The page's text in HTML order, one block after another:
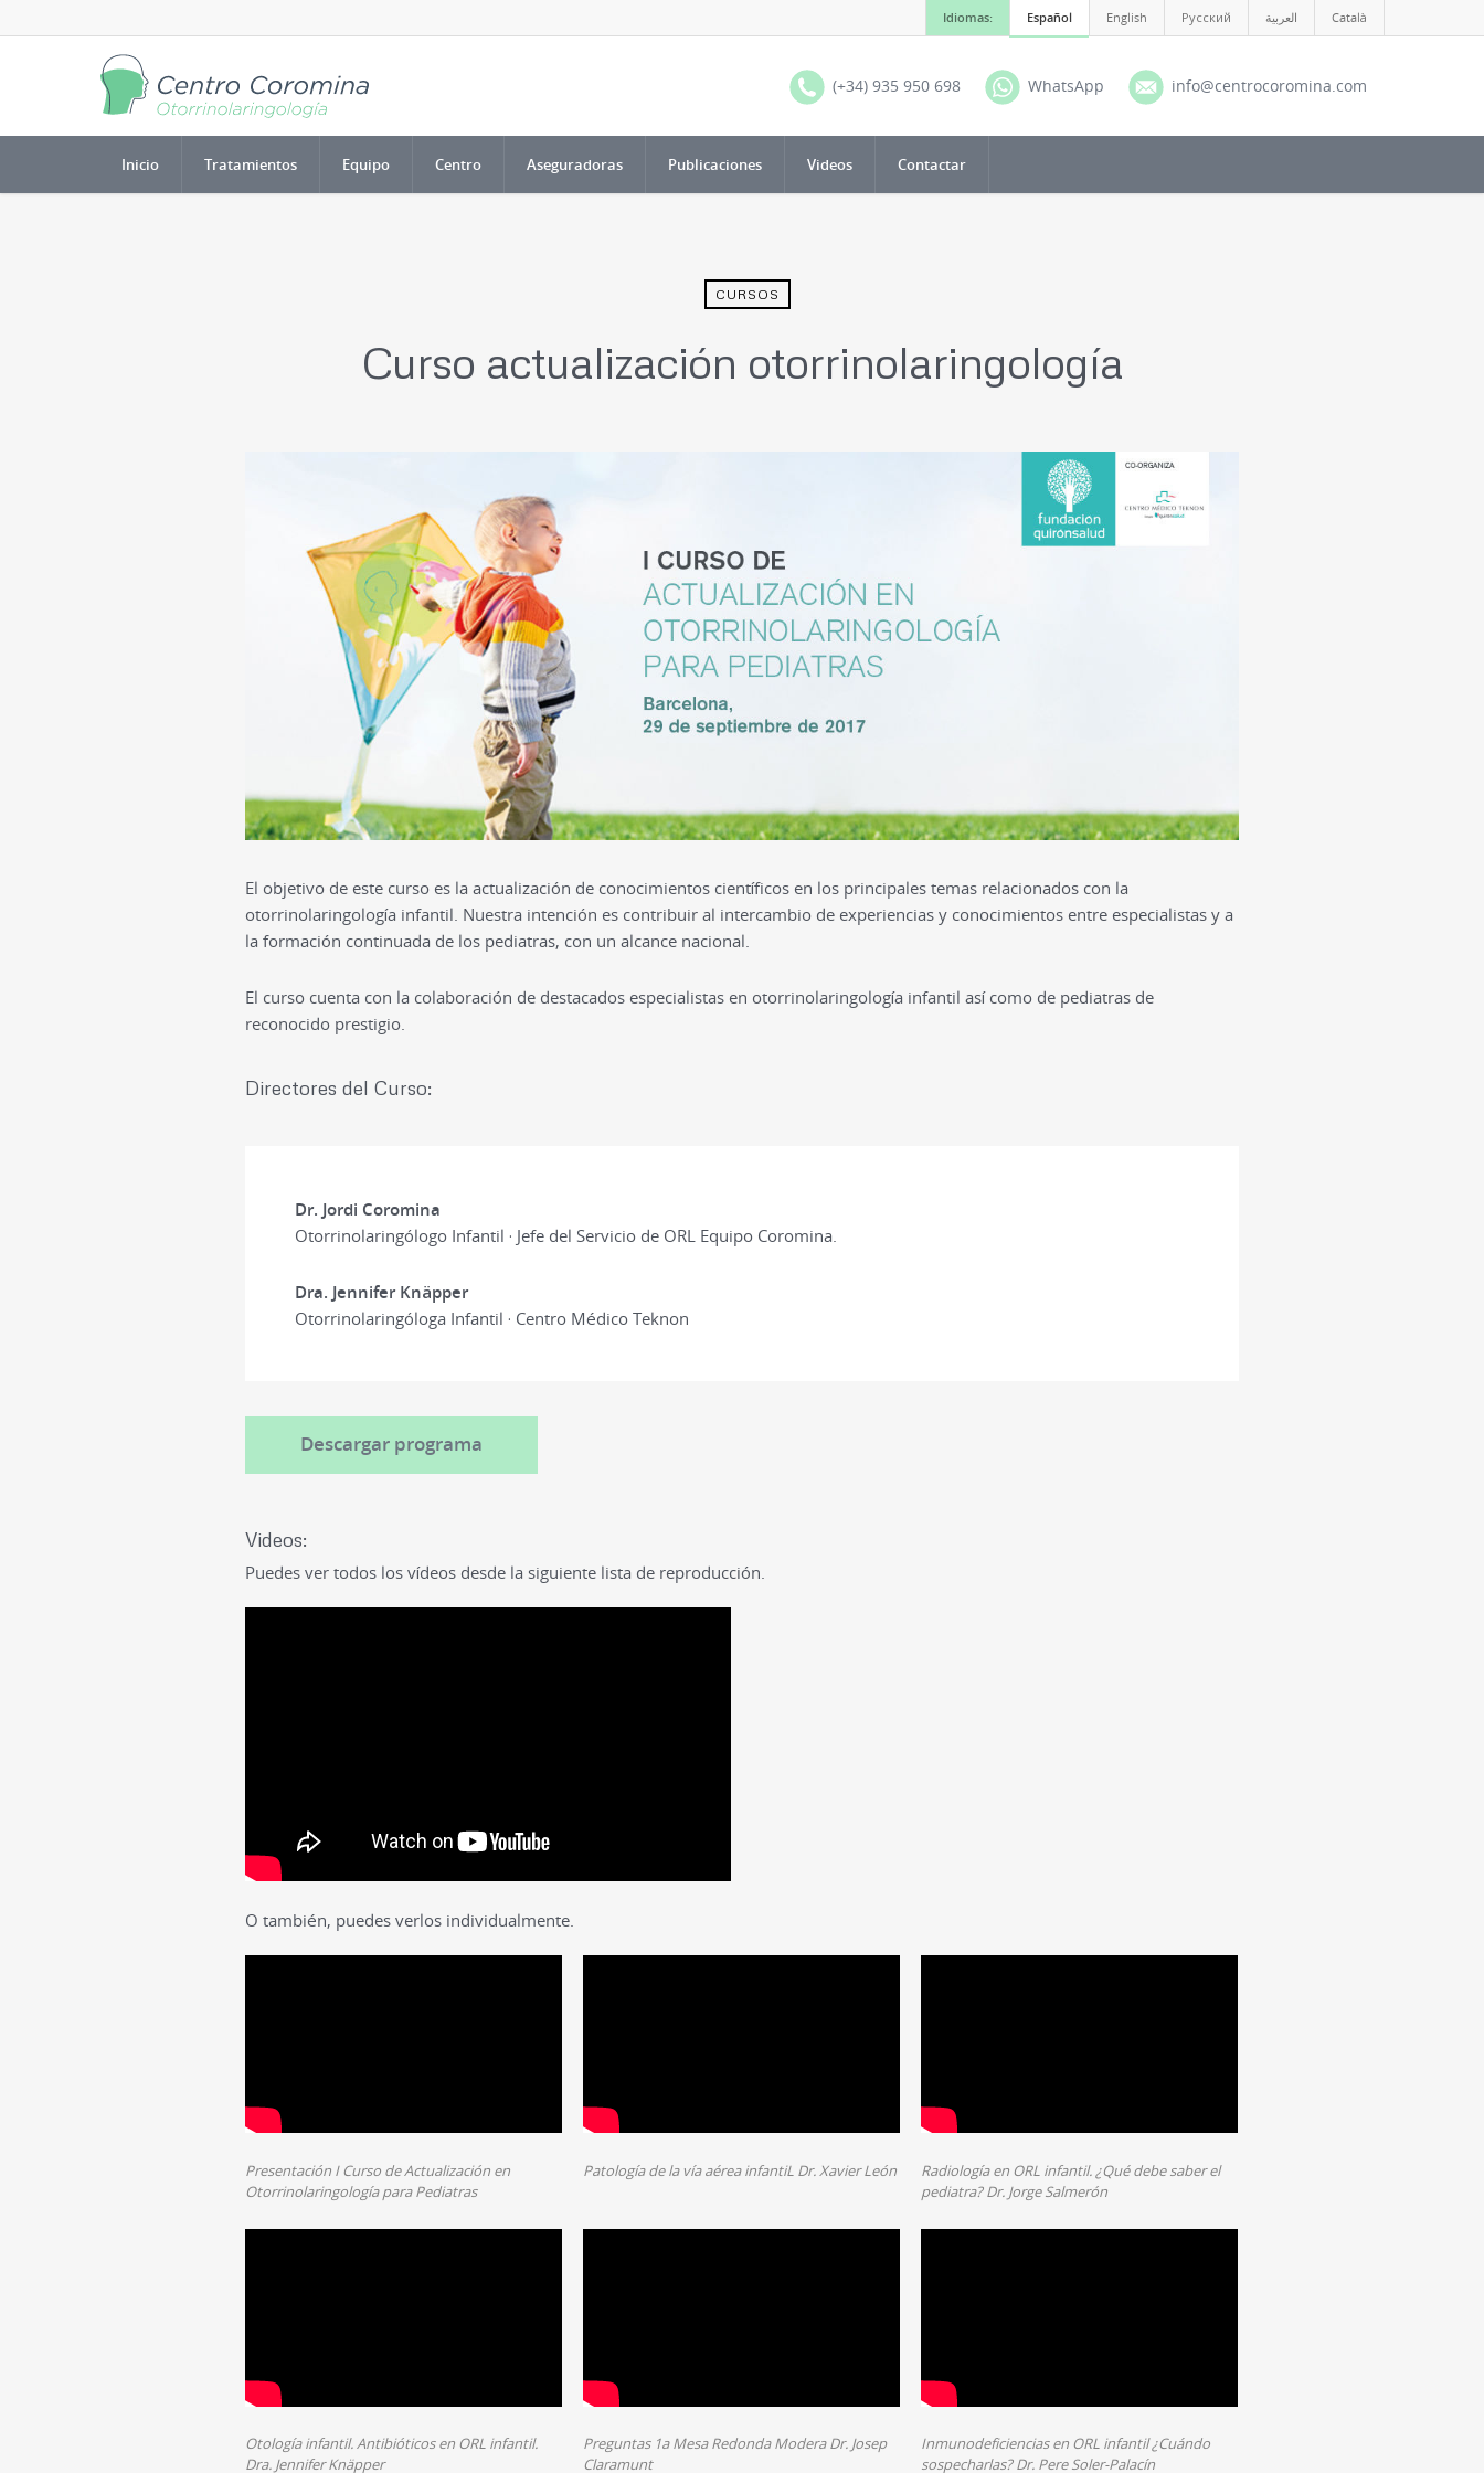
Idiomas: Español English Русский العربية Català
(+34) 935 950 698 WhatsApp info@centrocoromina.com
Inicio Tratamientos Equipo Centro Aseguradoras Publicaciones Videos Contactar
CURSOS
Curso actualización otorrinolaringología
El objetivo de este curso es la actualización de conocimientos científicos en los principales temas relacionados con la
otorrinolaringología infantil. Nuestra intención es contribuir al intercambio de experiencias y conocimientos entre especialistas y a
la formación continuada de los pediatras, con un alcance nacional.
El curso cuenta con la colaboración de destacados especialistas en otorrinolaringología infantil así como de pediatras de
reconocido prestigio.
Directores del Curso:
Dr. Jordi Coromina
Otorrinolaringólogo Infantil · Jefe del Servicio de ORL Equipo Coromina.
Dra. Jennifer Knäpper
Otorrinolaringóloga Infantil · Centro Médico Teknon
Descargar programa
Videos:
Puedes ver todos los vídeos desde la siguiente lista de reproducción.
O también, puedes verlos individualmente.
Presentación I Curso de Actualización en
Otorrinolaringología para Pediatras
Patología de la vía aérea infantiL Dr. Xavier León
Radiología en ORL infantil. ¿Qué debe saber el
pediatra? Dr. Jorge Salmerón
Otología infantil. Antibióticos en ORL infantil.
Dra. Jennifer Knäpper
Preguntas 1a Mesa Redonda Modera Dr. Josep
Claramunt
Inmunodeficiencias en ORL infantil ¿Cuándo
sospecharlas? Dr. Pere Soler-Palacín